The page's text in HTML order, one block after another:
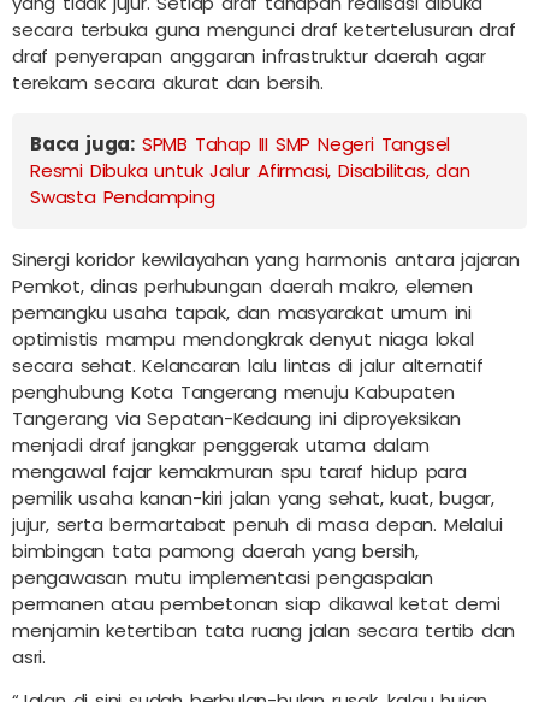
secara terbuka guna mengunci draf ketertelusuran draf
draf penyerapan anggaran infrastruktur daerah agar
terekam secara akurat dan bersih.
Baca juga: SPMB Tahap III SMP Negeri Tangsel
Resmi Dibuka untuk Jalur Afirmasi, Disabilitas, dan
Swasta Pendamping
Sinergi koridor kewilayahan yang harmonis antara jajaran
Pemkot, dinas perhubungan daerah makro, elemen
pemangku usaha tapak, dan masyarakat umum ini
optimistis mampu mendongkrak denyut niaga lokal
secara sehat. Kelancaran lalu lintas di jalur alternatif
penghubung Kota Tangerang menuju Kabupaten
Tangerang via Sepatan-Kedaung ini diproyeksikan
menjadi draf jangkar penggerak utama dalam
mengawal fajar kemakmuran spu taraf hidup para
pemilik usaha kanan-kiri jalan yang sehat, kuat, bugar,
jujur, serta bermartabat penuh di masa depan. Melalui
bimbingan tata pamong daerah yang bersih,
pengawasan mutu implementasi pengaspalan
permanen atau pembetonan siap dikawal ketat demi
menjamin ketertiban tata ruang jalan secara tertib dan
asri.